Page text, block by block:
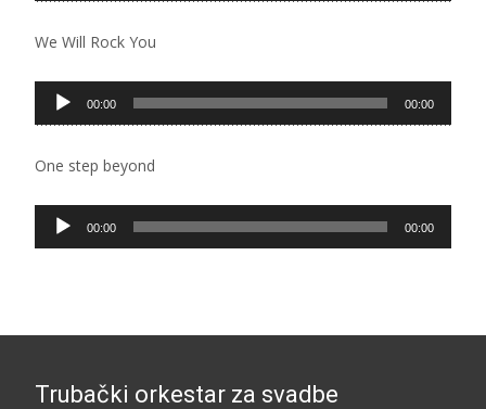
We Will Rock You
Pregledač
zvučnih
00:00 00:00
One step beyond
Pregledač
zvučnih
00:00 00:00
Trubački orkestar za svadbe